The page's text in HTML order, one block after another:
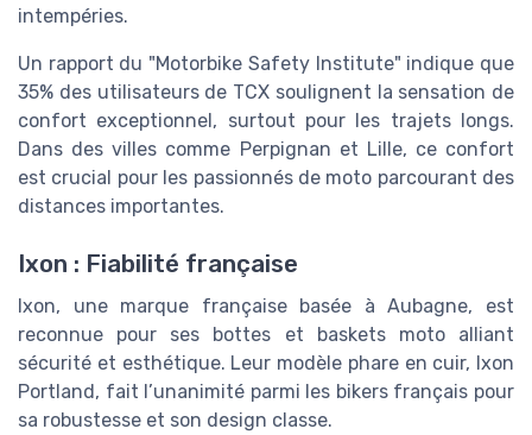
intempéries.
Un rapport du "Motorbike Safety Institute" indique que
35% des utilisateurs de TCX soulignent la sensation de
confort exceptionnel, surtout pour les trajets longs.
Dans des villes comme Perpignan et Lille, ce confort
est crucial pour les passionnés de moto parcourant des
distances importantes.
Ixon : Fiabilité française
Ixon, une marque française basée à Aubagne, est
reconnue pour ses bottes et baskets moto alliant
sécurité et esthétique. Leur modèle phare en cuir, Ixon
Portland, fait l’unanimité parmi les bikers français pour
sa robustesse et son design classe.